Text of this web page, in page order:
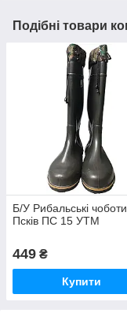
Подібні товари
Б/У Рибальські чоботи
Псків ПС 15 УТМ
449 ₴
Купити